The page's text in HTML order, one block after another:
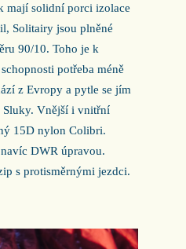
mají solidní porci izolace
Solitairy jsou plněné
90/10. Toho je k
potřeba méně
z Evropy a pytle se jím
Vnější i vnitřní
15D nylon Colibri.
DWR úpravou.
s protisměrnými jezdci.